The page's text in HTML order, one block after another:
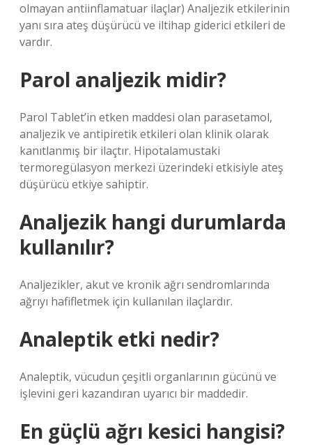
olmayan antiinflamatuar ilaçlar) Analjezik etkilerinin
yanı sıra ateş düşürücü ve iltihap giderici etkileri de
vardır.
Parol analjezik midir?
Parol Tablet’in etken maddesi olan parasetamol,
analjezik ve antipiretik etkileri olan klinik olarak
kanıtlanmış bir ilaçtır. Hipotalamustaki
termoregülasyon merkezi üzerindeki etkisiyle ateş
düşürücü etkiye sahiptir.
Analjezik hangi durumlarda
kullanılır?
Analjezikler, akut ve kronik ağrı sendromlarında
ağrıyı hafifletmek için kullanılan ilaçlardır.
Analeptik etki nedir?
Analeptik, vücudun çeşitli organlarının gücünü ve
işlevini geri kazandıran uyarıcı bir maddedir.
En güçlü ağrı kesici hangisi?